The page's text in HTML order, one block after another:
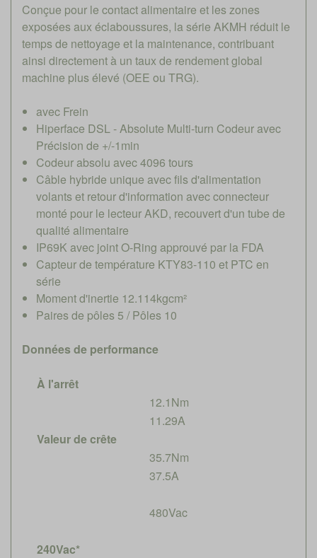
Conçue pour le contact alimentaire et les zones
exposées aux éclaboussures, la série AKMH réduit le
temps de nettoyage et la maintenance, contribuant
ainsi directement à un taux de rendement global
machine plus élevé (OEE ou TRG).
avec Frein
Hiperface DSL - Absolute Multi-turn Codeur avec
Précision de +/-1min
Codeur absolu avec 4096 tours
Câble hybride unique avec fils d'alimentation
volants et retour d'information avec connecteur
monté pour le lecteur AKD, recouvert d'un tube de
qualité alimentaire
IP69K avec joint O-Ring approuvé par la FDA
Capteur de température KTY83-110 et PTC en
série
Moment d'inertie 12.114kgcm²
Paires de pôles 5 / Pôles 10
Données de performance
À l'arrêt
12.1Nm
11.29A
Valeur de crête
35.7Nm
37.5A
480Vac
240Vac*